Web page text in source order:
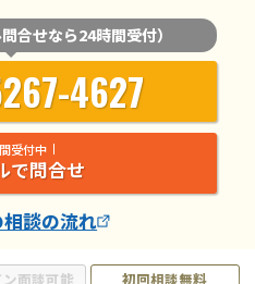
面談可能
初回相談無料
問合せなら24時間受付）
4627
受付中
で問合せ
談の流れ